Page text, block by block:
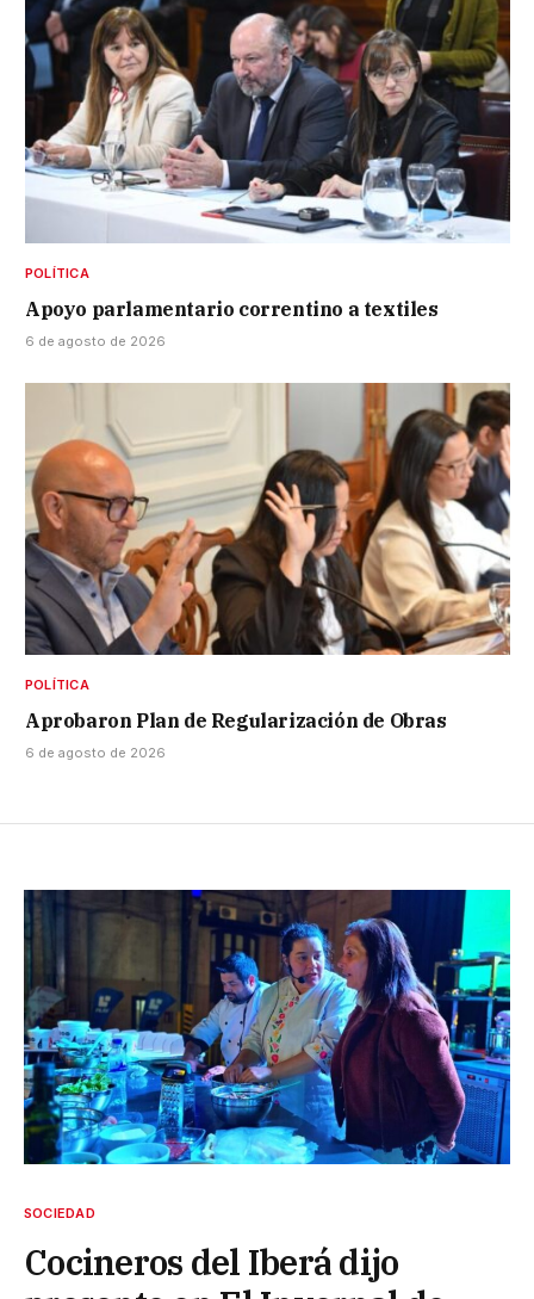
POLÍTICA
Apoyo parlamentario correntino a textiles
6 de agosto de 2026
POLÍTICA
Aprobaron Plan de Regularización de Obras
6 de agosto de 2026
SOCIEDAD
Cocineros del Iberá dijo